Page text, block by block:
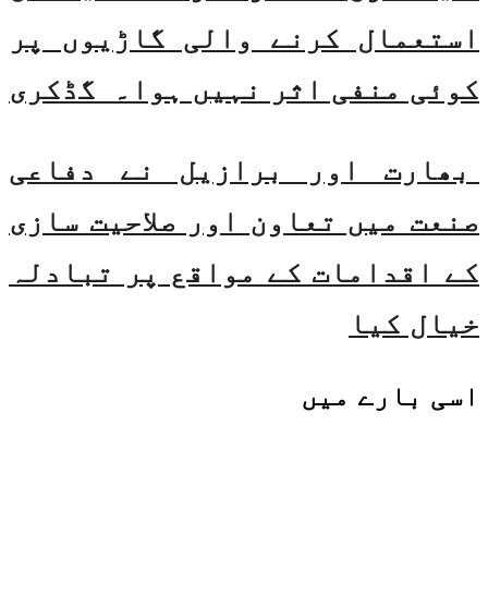
استعمال کرنے والی گاڑیوں پر
کوئی منفی اثر نہیں ہوا۔ گڈکری
بھارت اور برازیل نے دفاعی
صنعت میں تعاون اور صلاحیت سازی
کے اقدامات کے مواقع پر تبادلہ
خیال کیا
اسی بارے میں